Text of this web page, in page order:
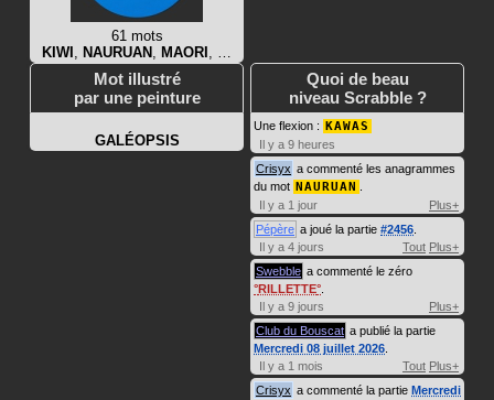
61 mots
KIWI , NAURUAN , MAORI , …
Mot illustré
par une peinture
GALÉOPSIS
Quoi de beau
niveau Scrabble ?
Une flexion : KAWAS
Il y a 9 heures
Crisyx a commenté les anagrammes
du mot NAURUAN
Il y a 1 jour
Plus+
Pépère a joué la partie #2456
Il y a 4 jours
Tout Plus+
Swebble a commenté le zéro
RILLETTE
Il y a 9 jours
Plus+
Club du Bouscat a publié la partie
Mercredi 08 juillet 2026
Il y a 1 mois
Tout Plus+
Crisyx a commenté la partie Mercredi